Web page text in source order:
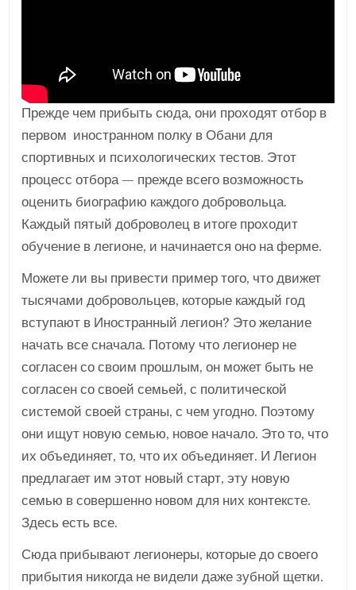
Прежде чем прибыть сюда, они проходят отбор в
первом иностранном полку в Обани для
спортивных и психологических тестов. Этот
процесс отбора — прежде всего возможность
оценить биографию каждого добровольца.
Каждый пятый доброволец в итоге проходит
обучение в легионе, и начинается оно на ферме.
Можете ли вы привести пример того, что движет
тысячами добровольцев, которые каждый год
вступают в Иностранный легион? Это желание
начать все сначала. Потому что легионер не
согласен со своим прошлым, он может быть не
согласен со своей семьей, с политической
системой своей страны, с чем угодно. Поэтому
они ищут новую семью, новое начало. Это то, что
их объединяет, то, что их объединяет. И Легион
предлагает им этот новый старт, эту новую
семью в совершенно новом для них контексте.
Здесь есть все.
Сюда прибывают легионеры, которые до своего
прибытия никогда не видели даже зубной щетки.